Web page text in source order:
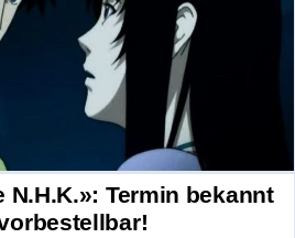
N.H.K.»: Termin bekannt